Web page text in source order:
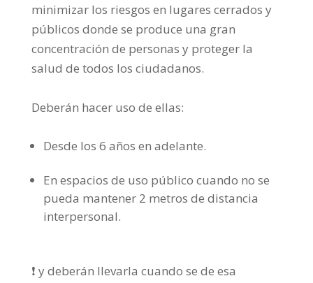
minimizar los riesgos en lugares cerrados y
públicos donde se produce una gran
concentración de personas y proteger la
salud de todos los ciudadanos.
Deberán hacer uso de ellas:
Desde los 6 años en adelante.
En espacios de uso público cuando no se
pueda mantener 2 metros de distancia
interpersonal.
❗️ ydeberán llevarla cuando se de esa